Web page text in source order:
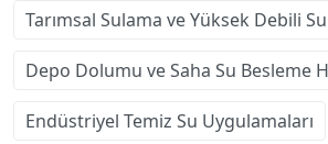
Tarımsal Sulama ve Yüksek Debili
Depo Dolumu ve Saha Su Besleme
Endüstriyel Temiz Su Uygulamaları